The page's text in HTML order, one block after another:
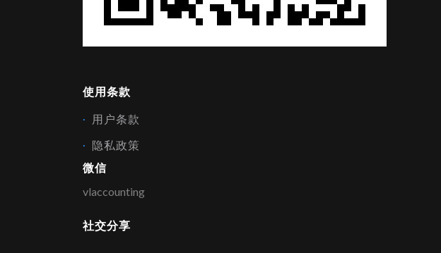
使用条款
用户条款
隐私政策
微信
vlaccounting
社交分享